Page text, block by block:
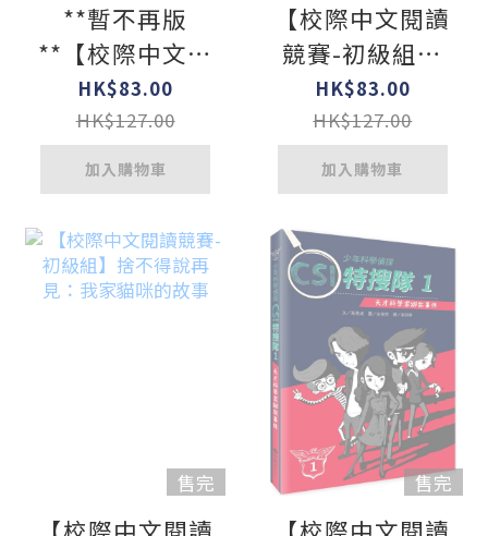
**暫不再版
**【校際中文閱
讀競賽-初級
組】壁虎當家：
野外探險隊
HK$83.00
HK$127.00
加入購物車
【校際中文閱讀
競賽-初級組】
密室逃脫生存戰
HK$83.00
HK$127.00
加入購物車
售完 售完